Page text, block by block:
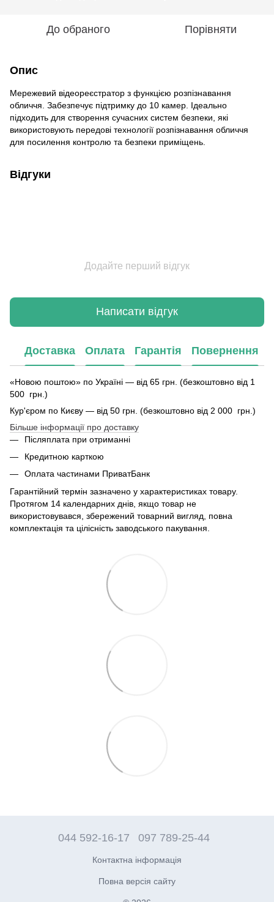
До обраного Порівняти
Опис
Мережевий відеореєстратор з функцією розпізнавання
обличчя. Забезпечує підтримку до 10 камер. Ідеально
підходить для створення сучасних систем безпеки, які
використовують передові технології розпізнавання обличчя
для посилення контролю та безпеки приміщень.
Відгуки
Додайте перший відгук
Написати відгук
Доставка Оплата Гарантія Повернення
«Новою поштою» по Україні — від 65 грн. (безкоштовно від 1
500 грн.)
Кур'єром по Києву — від 50 грн. (безкоштовно від 2 000 грн.)
Більше інформації про доставку
Післяплата при отриманні
Кредитною карткою
Оплата частинами ПриватБанк
Гарантійний термін зазначено у характеристиках товару.
Протягом 14 календарних днів, якщо товар не
використовувався, збережений товарний вигляд, повна
комплектація та цілісність заводського пакування.
044 592-16-17 097 789-25-44
Контактна інформація
Повна версія сайту